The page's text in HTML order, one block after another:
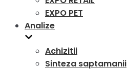
EXPO PET
Analize
Achizitii
Sinteza saptamanii